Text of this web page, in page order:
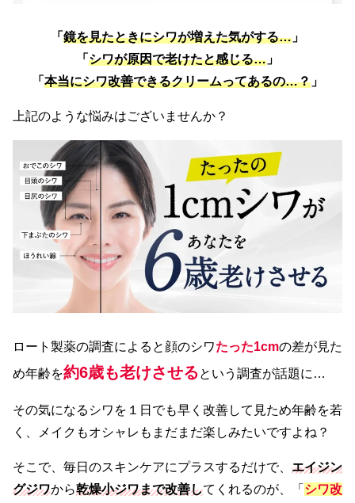
「 鏡を見たときにシワが増えた気がする… 」
「 シワが原因で老けたと感じる… 」
「 本当にシワ改善できるクリームってあるの…？ 」
上記のような悩みはございませんか？
ロート製薬の調査によると顔のシワたった1cmの差が見た
め年齢を約6歳も老けさせるという調査が話題に…
その気になるシワを１日でも早く改善して見ため年齢を若
く、メイクもオシャレもまだまだ楽しみたいですよね？
そこで、毎日のスキンケアにプラスするだけで、 エイジン
グジワから乾燥小ジワまで改善してくれるのが、「 シワ改